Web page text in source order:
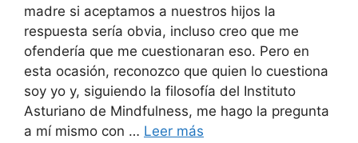
madre si aceptamos a nuestros hijos la
respuesta sería obvia, incluso creo que me
ofendería que me cuestionaran eso. Pero en
esta ocasión, reconozco que quien lo cuestiona
soy yo y, siguiendo la filosofía del Instituto
Asturiano de Mindfulness, me hago la pregunta
a mí mismo con … Leer más